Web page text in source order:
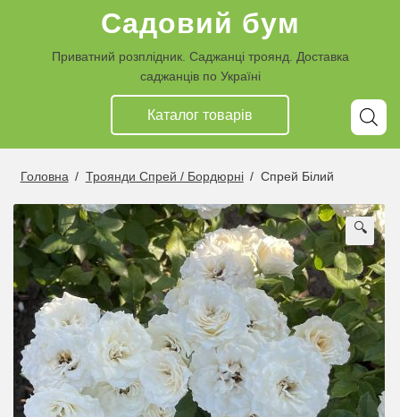
навігації
контенту
Садовий бум
Приватний розплідник. Саджанці троянд. Доставка
саджанців по Україні
Каталог товарiв
Головна / Троянди Спрей / Бордюрні / Спрей Білий
🔍